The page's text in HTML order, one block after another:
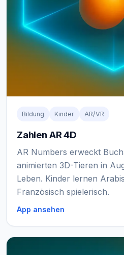
Bildung Kinder AR/VR
Zahlen AR 4D
AR Numbers erweckt
animierten 3D-Tieren in
Leben. Kinder lernen
Französisch spielerisch.
App ansehen